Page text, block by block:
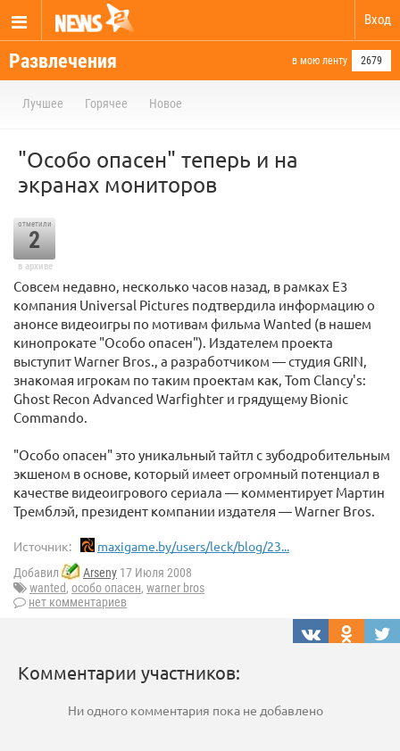
Вход
Развлечения в мою ленту 2679
Лучшее Горячее Новое
"Особо опасен" теперь и на
экранах мониторов
отметили
2
в архиве
Совсем недавно, несколько часов назад, в рамках Е3
компания Universal Pictures подтвердила информацию о
анонсе видеоигры по мотивам фильма Wanted (в нашем
кинопрокате "Особо опасен"). Издателем проекта
выступит Warner Bros., а разработчиком — студия GRIN,
знакомая игрокам по таким проектам как, Tom Clancy's:
Ghost Recon Advanced Warfighter и грядущему Bionic
Commando.
"Особо опасен" это уникальный тайтл с зубодробительным
экшеном в основе, который имеет огромный потенциал в
качестве видеоигрового сериала — комментирует Мартин
Тремблэй, президент компании издателя — Warner Bros.
Источник: maxigame.by/users/leck/blog/23...
Добавил Arseny 17 Июля 2008
wanted, особо опасен, warner bros
нет комментариев
Комментарии участников:
Ни одного комментария пока не добавлено